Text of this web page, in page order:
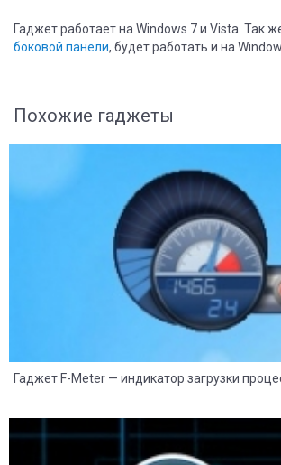
Гаджет работает на Windows 7 и Vista. Так
боковой панели, будет работать и на
Похожие гаджеты
Гаджет F-Meter — индикатор загрузки